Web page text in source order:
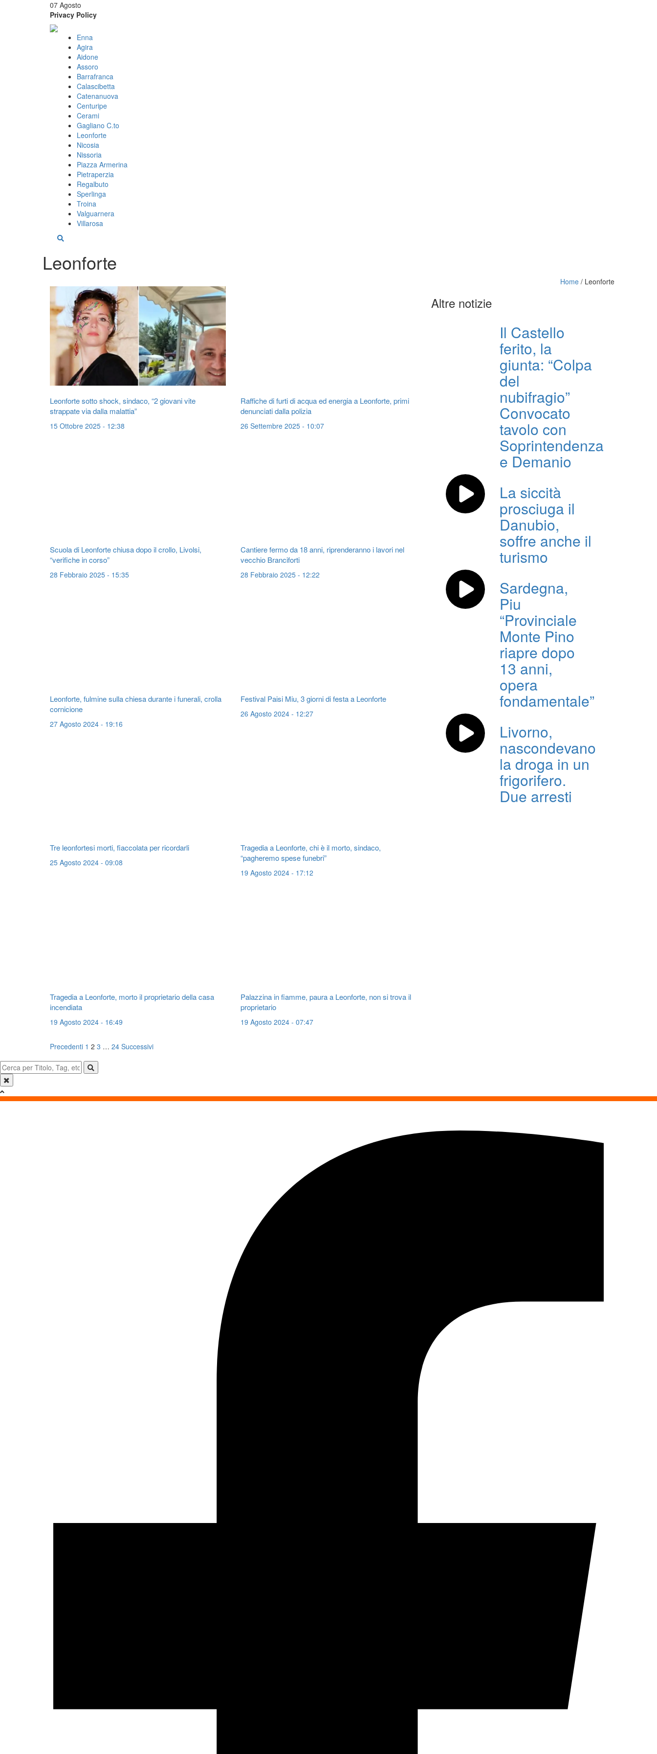
07 Agosto
Privacy Policy
Enna
Agira
Aidone
Assoro
Barrafranca
Calascibetta
Catenanuova
Centuripe
Cerami
Gagliano C.to
Leonforte
Nicosia
Nissoria
Piazza Armerina
Pietraperzia
Regalbuto
Sperlinga
Troina
Valguarnera
Villarosa
Leonforte
Home / Leonforte
Leonforte sotto shock, sindaco, “2 giovani vite
strappate via dalla malattia”
15 Ottobre 2025 - 12:38
Raffiche di furti di acqua ed energia a Leonforte, primi
denunciati dalla polizia
26 Settembre 2025 - 10:07
Scuola di Leonforte chiusa dopo il crollo, Livolsi,
“verifiche in corso”
28 Febbraio 2025 - 15:35
Cantiere fermo da 18 anni, riprenderanno i lavori nel
vecchio Branciforti
28 Febbraio 2025 - 12:22
Leonforte, fulmine sulla chiesa durante i funerali, crolla
cornicione
27 Agosto 2024 - 19:16
Festival Paisi Miu, 3 giorni di festa a Leonforte
26 Agosto 2024 - 12:27
Tre leonfortesi morti, fiaccolata per ricordarli
25 Agosto 2024 - 09:08
Tragedia a Leonforte, chi è il morto, sindaco,
“pagheremo spese funebri”
19 Agosto 2024 - 17:12
Tragedia a Leonforte, morto il proprietario della casa
incendiata
19 Agosto 2024 - 16:49
Palazzina in fiamme, paura a Leonforte, non si trova il
proprietario
19 Agosto 2024 - 07:47
Navigazione
articoli
Precedenti 1 2 3 … 24 Successivi
Altre notizie
Il Castello
ferito, la
giunta: “Colpa
del
nubifragio”
Convocato
tavolo con
Soprintendenza
e Demanio
La siccità
prosciuga il
Danubio,
soffre anche il
turismo
Sardegna,
Piu
“Provinciale
Monte Pino
riapre dopo
13 anni,
opera
fondamentale”
Livorno,
nascondevano
la droga in un
frigorifero.
Due arresti